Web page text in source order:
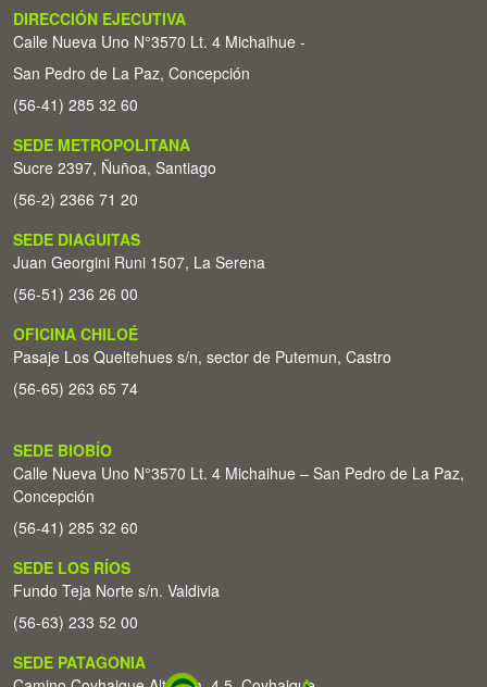
DIRECCIÓN EJECUTIVA
Calle Nueva Uno N°3570 Lt. 4 Michaihue -
San Pedro de La Paz, Concepción
(56-41) 285 32 60
SEDE METROPOLITANA
Sucre 2397, Ñuñoa, Santiago
(56-2) 2366 71 20
SEDE DIAGUITAS
Juan Georgini Runi 1507, La Serena
(56-51) 236 26 00
OFICINA CHILOÉ
Pasaje Los Queltehues s/n, sector de Putemun, Castro
(56-65) 263 65 74
SEDE BIOBÍO
Calle Nueva Uno N°3570 Lt. 4 Michaihue – San Pedro de La Paz,
Concepción
(56-41) 285 32 60
SEDE LOS RÍOS
Fundo Teja Norte s/n. Valdivia
(56-63) 233 52 00
SEDE PATAGONIA